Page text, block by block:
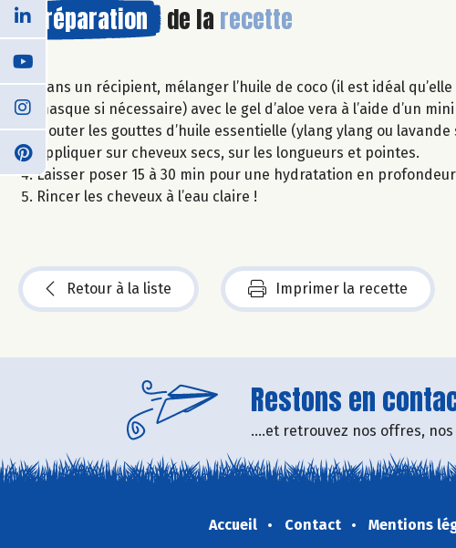
Préparation de la recette
Dans un récipient, mélanger l’huile de coco (il est idéal
masque si nécessaire) avec le gel d’aloe vera à l’aide d’un
Ajouter les gouttes d’huile essentielle (ylang ylang ou
Appliquer sur cheveux secs, sur les longueurs et pointes.
Laisser poser 15 à 30 min pour une hydratation en
Rincer les cheveux à l’eau claire !
Retour à la liste Imprimer la recette
Restons en
....et retrouvez nos offres,
Accueil Contact Mentions